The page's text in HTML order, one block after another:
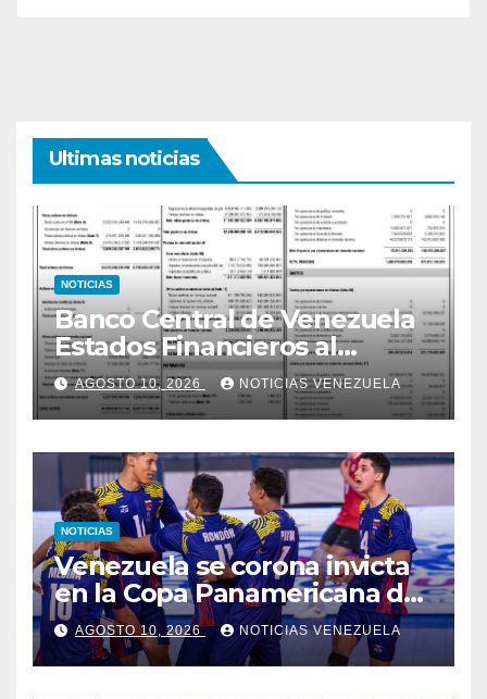
Ultimas noticias
NOTICIAS
Banco Central de Venezuela
Estados Financieros al
30/06/2026
AGOSTO 10, 2026 NOTICIAS VENEZUELA
NOTICIAS
Venezuela se corona invicta
en la Copa Panamericana de
Voleibol U17
AGOSTO 10, 2026 NOTICIAS VENEZUELA